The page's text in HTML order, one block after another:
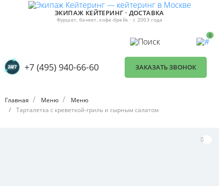
ЭКИПАЖ КЕЙТЕРИНГ · ДОСТАВКА
Фуршет, банкет, кофе-брейк · с 2003 года
0
+7 (495) 940-66-60 ЗАКАЗАТЬ ЗВОНОК
Главная Меню
Меню
Тарталетка с креветкой-гриль и сырным салатом